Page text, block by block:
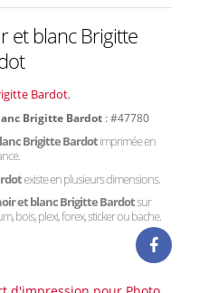
et blanc Brigitte
Bardot,
Brigitte Bardot : #47780
Brigitte Bardotimprimée en
existe en plusieurs dimensions.
et blanc Brigitte Bardotsur
bois, plexi, forex, sticker ou bache.